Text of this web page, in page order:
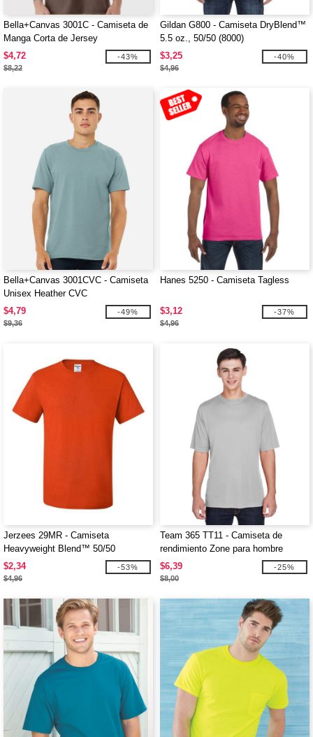
Bella+Canvas 3001C - Camiseta de
Manga Corta de Jersey
$4,72
$8,22
-43%
Gildan G800 - Camiseta DryBlend™
5.5 oz., 50/50 (8000)
$3,25
$4,96
-40%
Bella+Canvas 3001CVC - Camiseta
Unisex Heather CVC
$4,79
$9,36
-49%
Hanes 5250 - Camiseta Tagless
$3,12
$4,96
-37%
Jerzees 29MR - Camiseta
Heavyweight Blend™ 50/50
$2,34
$4,96
-53%
Team 365 TT11 - Camiseta de
rendimiento Zone para hombre
$6,39
$8,00
-25%